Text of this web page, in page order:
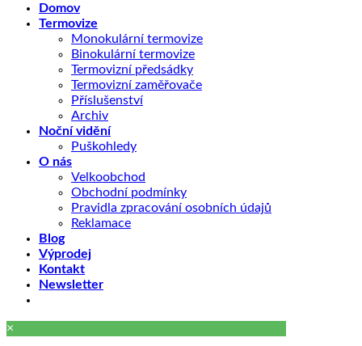
Domov
Termovize
Monokulární termovize
Binokulární termovize
Termovizní předsádky
Termovizní zaměřovače
Příslušenství
Archiv
Noční vidění
Puškohledy
O nás
Velkoobchod
Obchodní podmínky
Pravidla zpracování osobních údajů
Reklamace
Blog
Výprodej
Kontakt
Newsletter
×